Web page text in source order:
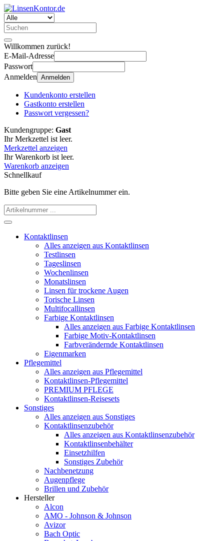
Willkommen zurück!
E-Mail-Adresse
Passwort
Anmelden Anmelden
Kundenkonto erstellen
Gastkonto erstellen
Passwort vergessen?
Kundengruppe: Gast
Ihr Merkzettel ist leer.
Merkzettel anzeigen
Ihr Warenkorb ist leer.
Warenkorb anzeigen
Schnellkauf
Bitte geben Sie eine Artikelnummer ein.
Kontaktlinsen
Alles anzeigen aus Kontaktlinsen
Testlinsen
Tageslinsen
Wochenlinsen
Monatslinsen
Linsen für trockene Augen
Torische Linsen
Multifocallinsen
Farbige Kontaktlinsen
Alles anzeigen aus Farbige Kontaktlinsen
Farbige Motiv-Kontaktlinsen
Farbverändernde Kontaktlinsen
Eigenmarken
Pflegemittel
Alles anzeigen aus Pflegemittel
Kontaktlinsen-Pflegemittel
PREMIUM PFLEGE
Kontaktlinsen-Reisesets
Sonstiges
Alles anzeigen aus Sonstiges
Kontaktlinsenzubehör
Alles anzeigen aus Kontaktlinsenzubehör
Kontaktlinsenbehälter
Einsetzhilfen
Sonstiges Zubehör
Nachbenetzung
Augenpflege
Brillen und Zubehör
Hersteller
Alcon
AMO - Johnson & Johnson
Avizor
Bach Optic